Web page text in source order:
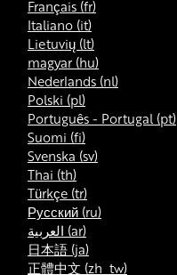
Français ‎(fr)‎
Italiano ‎(it)‎
Lietuvių ‎(lt)‎
magyar ‎(hu)‎
Nederlands ‎(nl)‎
Polski ‎(pl)‎
Português - Portugal ‎(pt)‎
Suomi ‎(fi)‎
Svenska ‎(sv)‎
Thai ‎(th)‎
Türkçe ‎(tr)‎
Русский ‎(ru)‎
العربية ‎(ar)‎
日本語 ‎(ja)‎
正體中文 ‎(zh_tw)‎